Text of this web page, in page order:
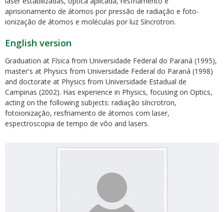
aprisionamento de átomos por pressão de radiação e foto-
ionização de átomos e moléculas por luz Síncrotron.
English version
Graduation at Física from Universidade Federal do Paraná (1995),
master's at Physics from Universidade Federal do Paraná (1998)
and doctorate at Physics from Universidade Estadual de
Campinas (2002). Has experience in Physics, focusing on Optics,
acting on the following subjects: radiação síncrotron,
fotoionização, resfriamento de átomos com laser,
espectroscopia de tempo de vôo and lasers.